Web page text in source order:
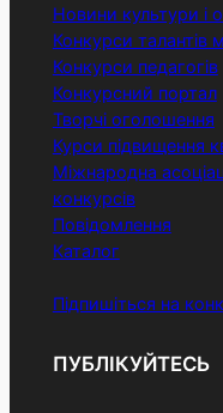
Новини культури і
Конкурси талантів
Конкурси педагогів
Конкурсний портал
Творчі оголошення
Курси підвищення
Міжнародна
конкурсів
Повідомлення
Каталог
Підпишіться на
ПУБЛІКУЙТЕСЬ